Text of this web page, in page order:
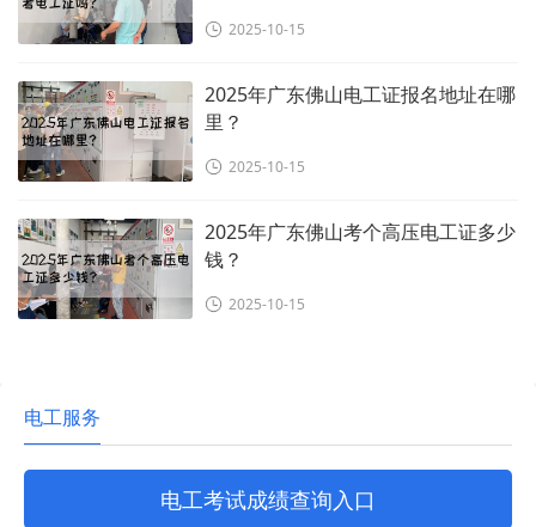
2025-10-15
2025年广东佛山电工证报名地址在哪
里？
2025-10-15
2025年广东佛山考个高压电工证多少
钱？
2025-10-15
电工服务
电工考试成绩查询入口